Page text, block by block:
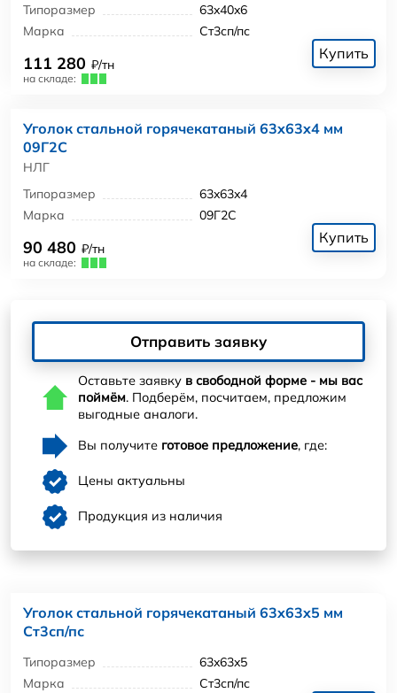
Типоразмер
63x40x6
Марка
Ст3сп/пс
111 280 ₽/тн
на складе:
Купить
Уголок стальной горячекатаный 63x63x4 мм
09Г2С
НЛГ
Типоразмер
63x63x4
Марка
09Г2С
90 480 ₽/тн
на складе:
Купить
Отправить заявку
Оставьте заявку в свободной форме - мы вас
поймём. Подберём, посчитаем, предложим
выгодные аналоги.
Вы получите готовое предложение, где:
Цены актуальны
Продукция из наличия
Уголок стальной горячекатаный 63x63x5 мм
Ст3сп/пс
Типоразмер
63x63x5
Марка
Ст3сп/пс